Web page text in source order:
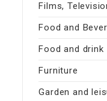
Films,
Food and
Food and drink
Furniture
Garden and